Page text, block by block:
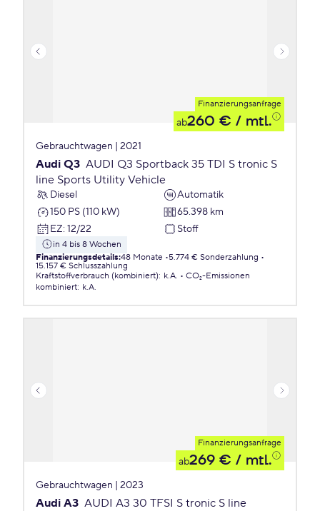
Finanzierungsanfrage
ab260 € / mtl.
Gebrauchtwagen | 2021
Audi Q3 AUDI Q3 Sportback 35 TDI S tronic S
line Sports Utility Vehicle
Diesel
Automatik
150 PS (110 kW)
65.398 km
EZ: 12/22 Stoff
in 4 bis 8 Wochen
Finanzierungsdetails:48 Monate 5.774 € Sonderzahlung
15.157 € Schlusszahlung
Kraftstoffverbrauch (kombiniert): k.A.
CO₂-Emissionen
kombiniert: k.A.
Finanzierungsanfrage
ab269 € / mtl.
Gebrauchtwagen | 2023
Audi A3 AUDI A3 30 TFSI S tronic S line